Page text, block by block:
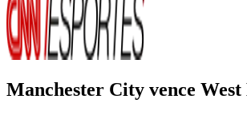
Manchester City vence West